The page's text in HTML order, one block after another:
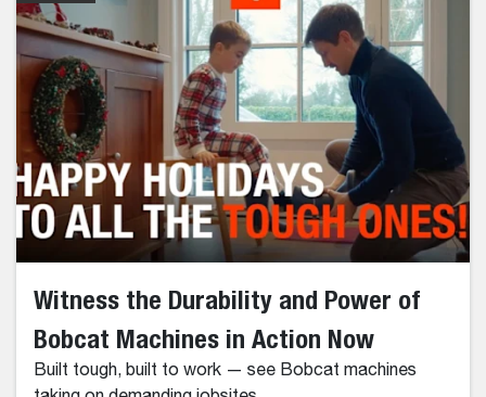
Witness the Durability and Power of
Bobcat Machines in Action Now
Built tough, built to work — see Bobcat machines